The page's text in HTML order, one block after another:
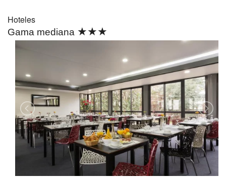
Hoteles
Gama mediana ★★★